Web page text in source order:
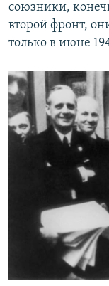
союзники,
второй фронт,
только в июне